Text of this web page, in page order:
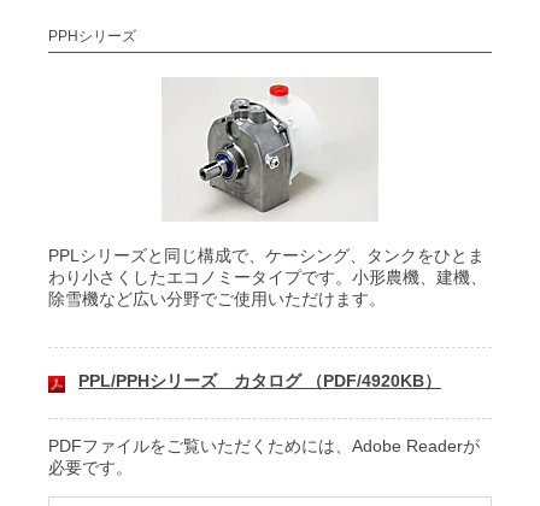
PPHシリーズ
PPLシリーズと同じ構成で、ケーシング、タンクをひとま
わり小さくしたエコノミータイプです。小形農機、建機、
除雪機など広い分野でご使用いただけます。
PPL/PPHシリーズ カタログ （PDF/4920KB）
PDFファイルをご覧いただくためには、Adobe Readerが
必要です。